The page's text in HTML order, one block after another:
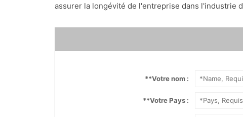
assurer la longévité de l'entreprise dans l'industrie
**Votre nom :
**Votre Pays :